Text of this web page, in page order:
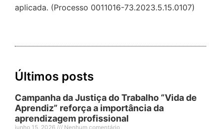
aplicada. (Processo 0011016-73.2023.5.15.0107)
Últimos posts
Campanha da Justiça do Trabalho “Vida de
Aprendiz” reforça a importância da
aprendizagem profissional
junho 15, 2026 Nenhum comentário